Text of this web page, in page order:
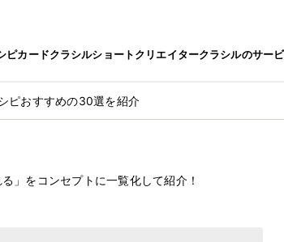
ピカードクラシルショートクリエイタークラシルのサー
ピおすすめの30選を紹介
の30選を紹介
」をコンセプトに一覧化して紹介！